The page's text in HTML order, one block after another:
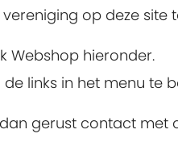
op deze site
Webshop hieronder.
links in het menu te
gerust contact met